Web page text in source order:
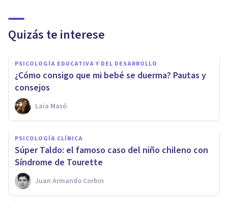
Quizás te interese
PSICOLOGÍA EDUCATIVA Y DEL DESARROLLO
​¿Cómo consigo que mi bebé se duerma? Pautas y
consejos
Laia Masó
PSICOLOGÍA CLÍNICA
Súper Taldo: el famoso caso del niño chileno con
Síndrome de Tourette
Juan Armando Corbin